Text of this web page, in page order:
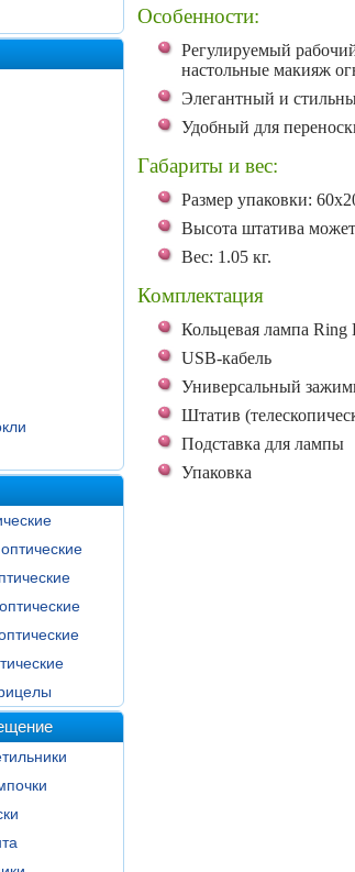
Особенности:
Регулируемый
настольные макияж
Элегантный и
Удобный для
Габариты и вес:
Размер упаковки:
Высота штатива
Вес: 1.05 кг.
Комплектация
Кольцевая лампа Ring
USB-кабель
Универсальный
Штатив
Подставка для лампы
Упаковка